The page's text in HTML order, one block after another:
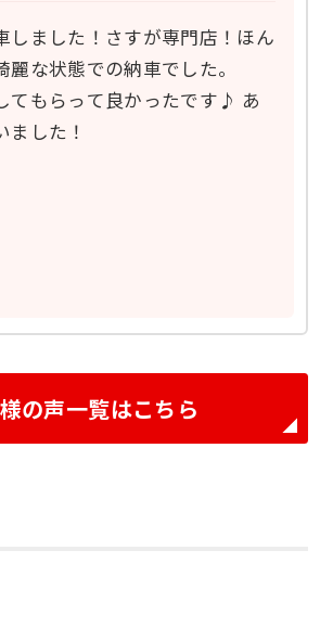
しました！さすが専門店！ほん
麗な状態での納車でした。
てもらって良かったです♪ あ
ました！
の声一覧はこちら